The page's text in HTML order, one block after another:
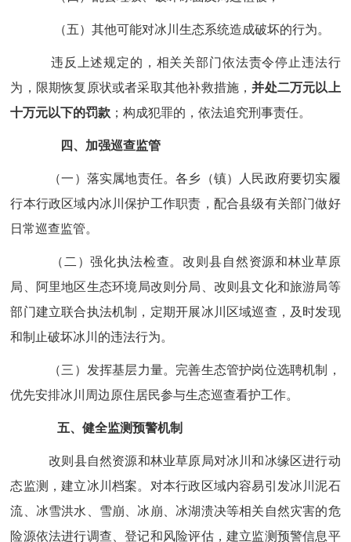
（五）其他可能对冰川生态系统造成破坏的行为。
违反上述规定的， 相关关部门依法责令停止违法行
为，限期恢复原状或者采取其他补救措施，并处二万元以上
十万元以下的罚款 ；构成犯罪的，依法追究刑事责任。
四、加强巡查监管
（一）落实属地责任。各乡（镇）人民政府要切实履
行本行政区域内冰川保护工作职责，配合县级有关部门做好
日常巡查监管。
（二）强化执法检查。改则 县自然资源和林业草原
局
阿里地区生态环境 局改则分局 改则县文化和旅游局等
部门建立联合执法机制，定期开展冰川区域巡查，及时发现
和制止破坏冰川的违法行为。
（三）发挥基层力量。 完善生态管护岗位选聘机制，
优先安排冰川周边原住居民参与生态巡查看护工作。
五、健全监测预警机制
改则 县自然资源和林业草原局对冰川和冰缘区进行动
态监测，建立冰川档案。对本行政区域内容易引发冰川泥石
流、冰雪洪水、雪崩、冰崩、冰湖溃决等相关自然灾害的危
险源依法进行调查、登记和风险评估，建立监测预警信息平